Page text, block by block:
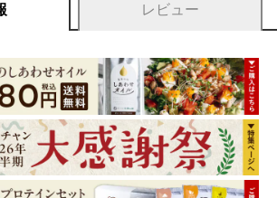
レビュー